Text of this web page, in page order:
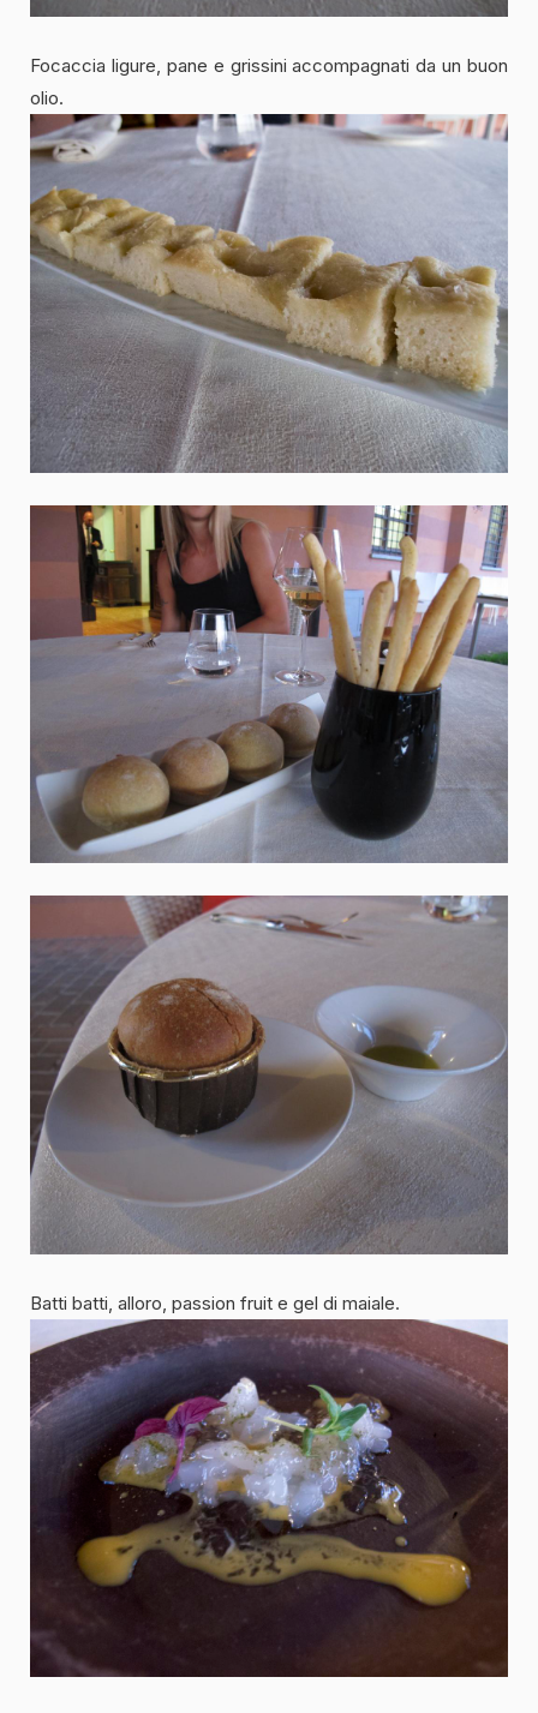
Focaccia ligure, pane e grissini accompagnati da un buon
olio.
Batti batti, alloro, passion fruit e gel di maiale.